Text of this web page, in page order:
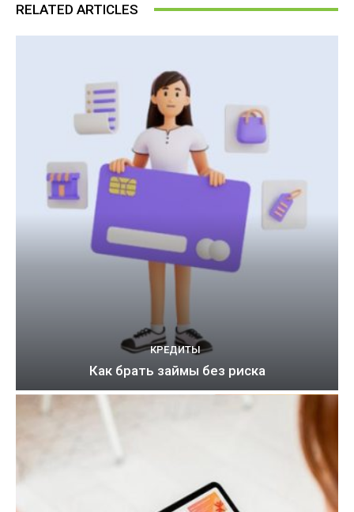
RELATED ARTICLES
КРЕДИТЫ
Как брать займы без риска